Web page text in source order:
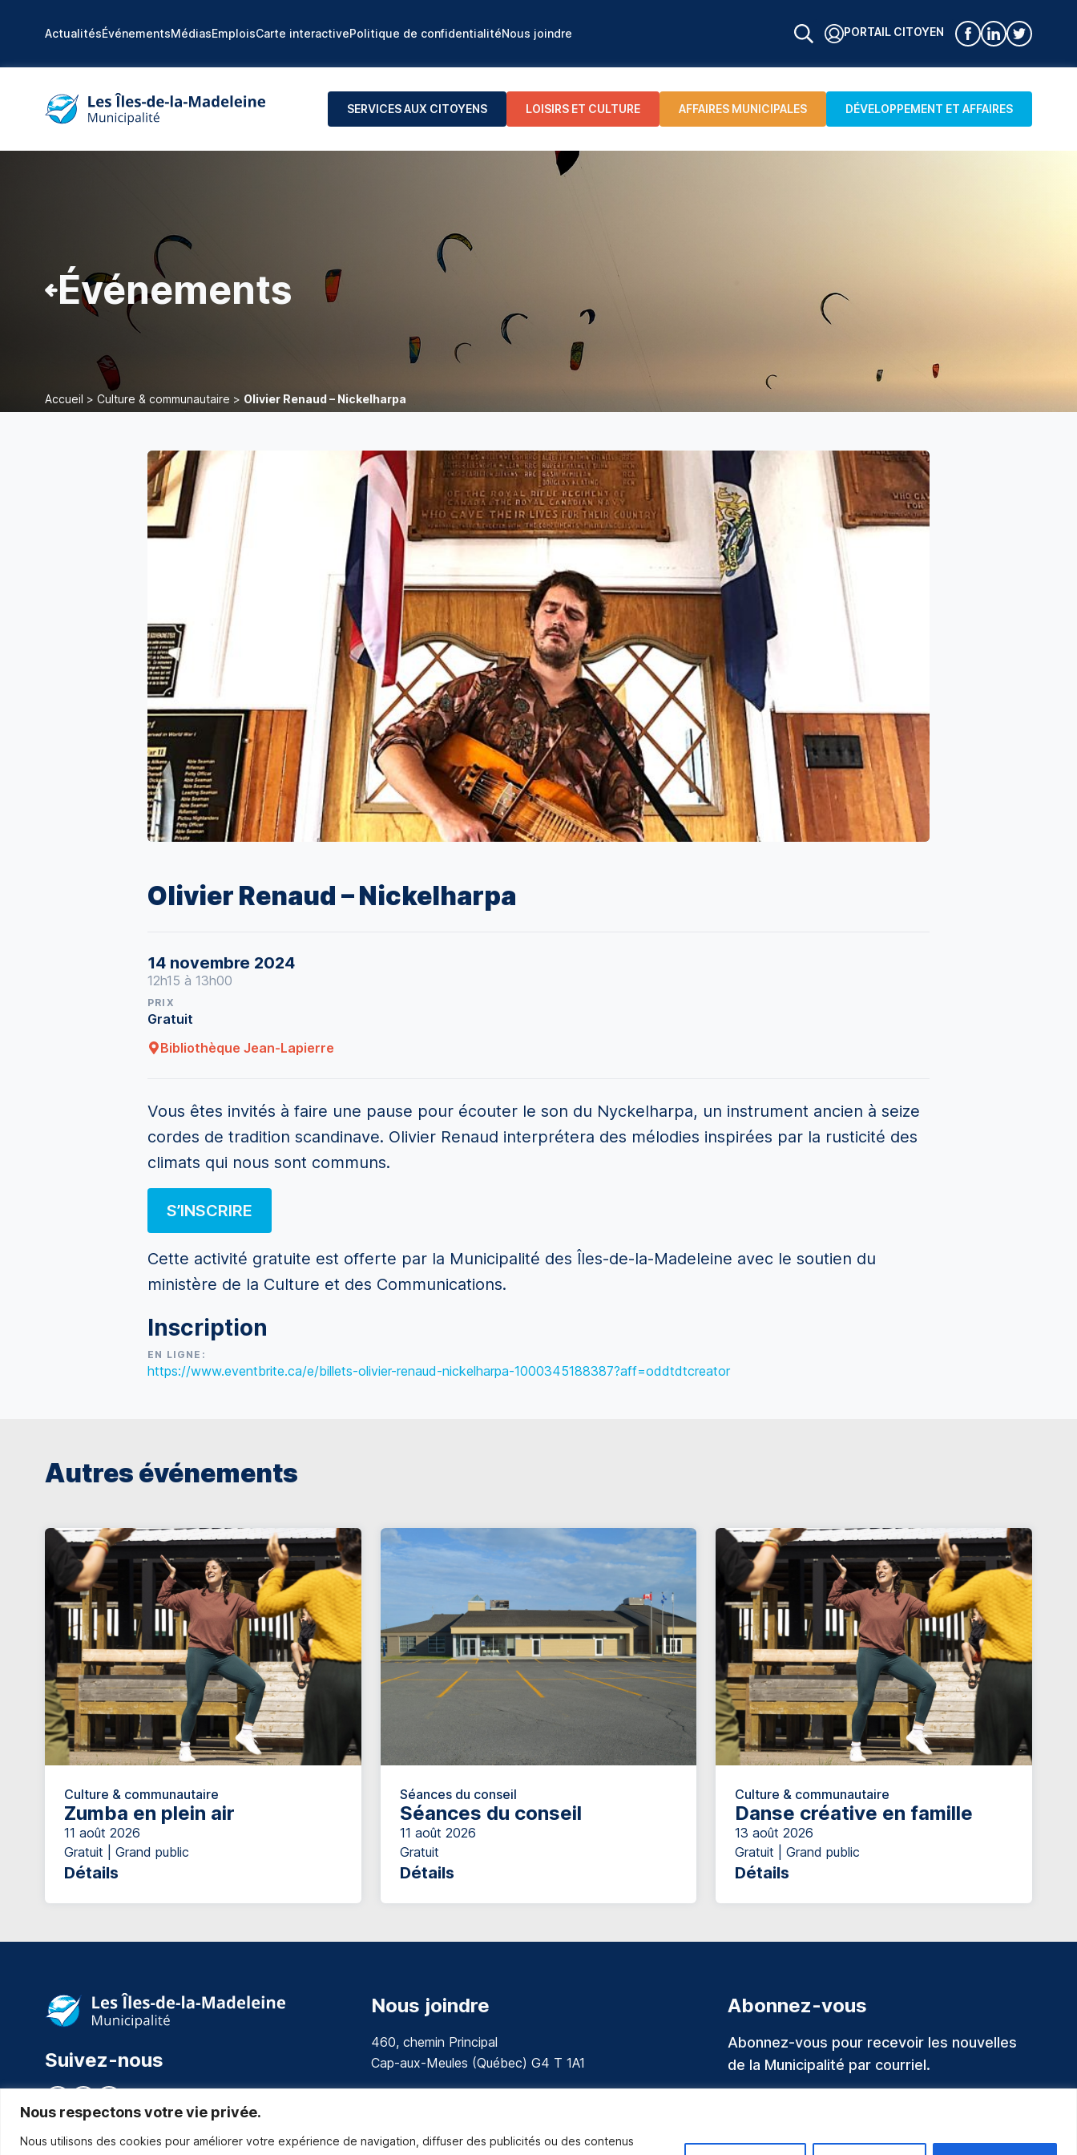
Nous respectons votre vie privée.
Nous utilisons des cookies pour améliorer votre expérience de navigation, diffuser des publicités ou des contenus
ActualitésÉvénementsMédiasEmploisCarte interactivePolitique de confidentialitéNous joindre PORTAIL CITOYEN
SERVICES AUX CITOYENS LOISIRS ET CULTURE AFFAIRES MUNICIPALES DÉVELOPPEMENT ET AFFAIRES
Événements
Accueil > Culture & communautaire > Olivier Renaud – Nickelharpa
Olivier Renaud – Nickelharpa
14 novembre 2024
12h15 à 13h00
PRIX
Gratuit
Bibliothèque Jean-Lapierre
Vous êtes invités à faire une pause pour écouter le son du Nyckelharpa, un instrument ancien à seize
cordes de tradition scandinave. Olivier Renaud interprétera des mélodies inspirées par la rusticité des
climats qui nous sont communs.
S’INSCRIRE
Cette activité gratuite est offerte par la Municipalité des Îles-de-la-Madeleine avec le soutien du
ministère de la Culture et des Communications.
Inscription
EN LIGNE:
https://www.eventbrite.ca/e/billets-olivier-renaud-nickelharpa-1000345188387?aff=oddtdtcreator
Autres événements
Culture & communautaire
Zumba en plein air
11 août 2026
Gratuit | Grand public
Détails
Séances du conseil
Séances du conseil
11 août 2026
Gratuit
Détails
Culture & communautaire
Danse créative en famille
13 août 2026
Gratuit | Grand public
Détails
Suivez-nous
Nous joindre
460, chemin Principal
Cap-aux-Meules (Québec) G4 T 1A1
Composez le 1 en tout temps pour toutes urgences.
Abonnez-vous
Abonnez-vous pour recevoir les nouvelles
de la Municipalité par courriel.